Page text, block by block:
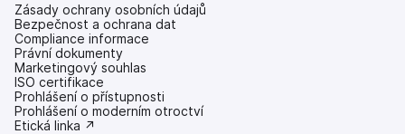
Zásady ochrany osobních údajů
Bezpečnost a ochrana dat
Compliance informace
Právní dokumenty
Marketingový souhlas
ISO certifikace
Prohlášení o přístupnosti
(se
v
Prohlášení o moderním otroctví
(se
Etická linka ↗